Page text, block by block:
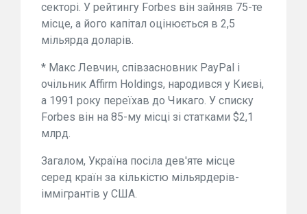
секторі. У рейтингу Forbes він зайняв 75-те
місце, а його капітал оцінюється в 2,5
мільярда доларів.
* Макс Левчин, співзасновник PayPal і
очільник Affirm Holdings, народився у Києві,
а 1991 року переїхав до Чикаго. У списку
Forbes він на 85-му місці зі статками $2,1
млрд.
Загалом, Україна посіла дев'яте місце
серед країн за кількістю мільярдерів-
іммігрантів у США.